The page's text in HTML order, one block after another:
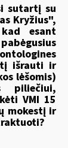
sutartį su
Kryžius",
kad esant
išrauti ir
lėšomis)
piliečiui,
VMI 15
mokestį ir